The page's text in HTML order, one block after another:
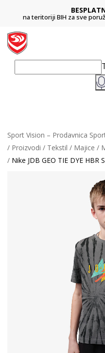
na teritoriji BIH za sve
Sport Vision – Prodavnica
Proizvodi
Tekstil Majice
Nike JDB GEO TIE DYE HBR